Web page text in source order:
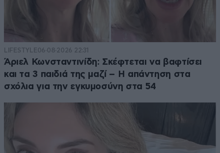
LIFESTYLE06·08·2026 22:31
Άριελ Κωνσταντινίδη: Σκέφτεται να βαφτίσει
και τα 3 παιδιά της μαζί – Η απάντηση στα
σχόλια για την εγκυμοσύνη στα 54